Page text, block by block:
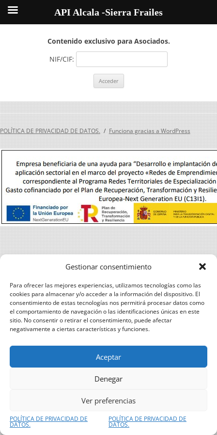
Gestionar consentimiento
Para ofrecer las mejores experiencias, utilizamos tecnologías como las
cookies para almacenar y/o acceder a la información del dispositivo. El
consentimiento de estas tecnologías nos permitirá procesar datos como
el comportamiento de navegación o las identificaciones únicas en este
sitio. No consentir o retirar el consentimiento, puede afectar
negativamente a ciertas características y funciones.
Aceptar
Denegar
Ver preferencias
POLÍTICA DE PRIVACIDAD DE
DATOS.
POLÍTICA DE PRIVACIDAD DE
DATOS.
Contenido exclusivo para Asociados.
NIF/CIF:
POLÍTICA DE PRIVACIDAD DE DATOS. Funciona gracias a WordPress
API Alcala -Sierra Frailes